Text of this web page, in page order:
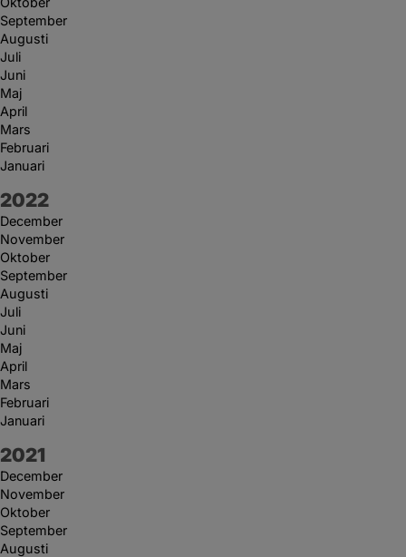
September
Augusti
Juli
Juni
Maj
April
Mars
Februari
Januari
År:
2022
December
November
Oktober
September
Augusti
Juli
Juni
Maj
April
Mars
Februari
Januari
År:
2021
December
November
Oktober
September
Augusti